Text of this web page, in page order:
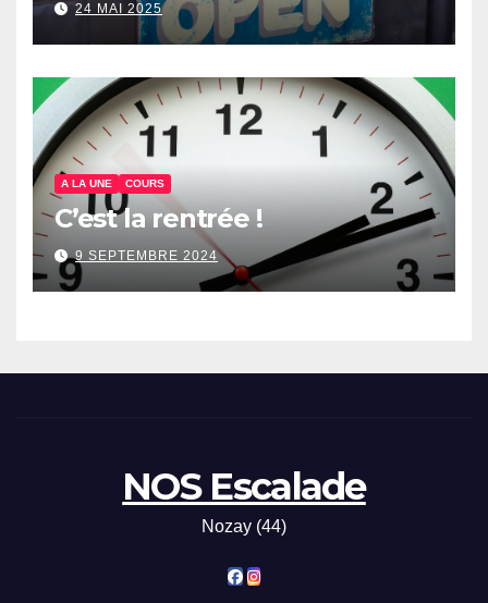
24 MAI 2025
A LA UNE COURS
C’est la rentrée !
9 SEPTEMBRE 2024
NOS Escalade
Nozay (44)